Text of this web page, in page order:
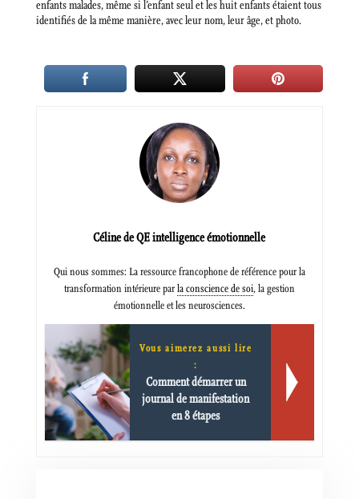
enfants malades, même si l’enfant seul et les huit enfants étaient tous
identifiés de la même manière, avec leur nom, leur âge, et photo.
Céline de QE intelligence émotionnelle
Qui nous sommes: La ressource francophone de référence pour la
transformation intérieure parla conscience de soi, la gestion
émotionnelle et les neurosciences.
Vous aimerez aussi lire
:
Comment démarrer un
journal de manifestation
en 8 étapes